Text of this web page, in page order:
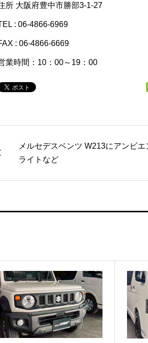
所 大阪府豊中市勝部3-1-27
: 06-4866-6969
: 06-4866-6669
業時間：10：00～19：00
メルセデスベンツ W213にアンビエ
ライトなど